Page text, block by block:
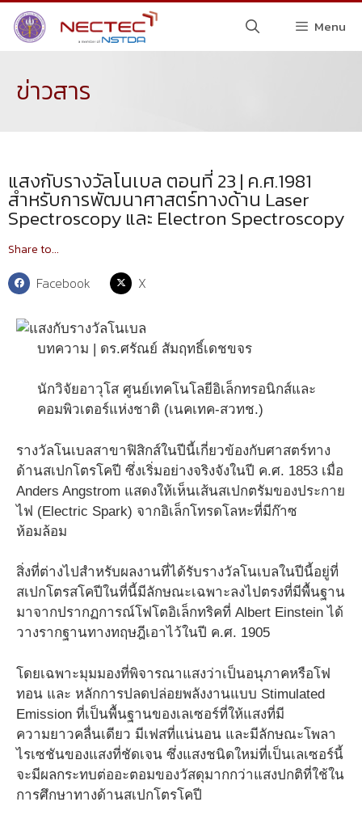
Menu
ข่าวสาร
แสงกับรางวัลโนเบล ตอนที่ 23 | ค.ศ.1981
สำหรับการพัฒนาศาสตร์ทางด้าน Laser
Spectroscopy และ Electron Spectroscopy
Share to...
Facebook X
บทความ | ดร.ศรัณย์ สัมฤทธิ์เดชขจร
นักวิจัยอาวุโส ศูนย์เทคโนโลยีอิเล็กทรอนิกส์และ
คอมพิวเตอร์แห่งชาติ (เนคเทค-สวทช.)
รางวัลโนเบลสาขาฟิสิกส์ในปีนี้เกี่ยวข้องกับศาสตร์ทาง
ด้านสเปกโตรโคปี ซึ่งเริ่มอย่างจริงจังในปี ค.ศ. 1853 เมื่อ
Anders Angstrom แสดงให้เห็นเส้นสเปกตรัมของประกาย
ไฟ (Electric Spark) จากอิเล็กโทรดโลหะที่มีก๊าซ
ห้อมล้อม
สิ่งที่ต่างไปสำหรับผลงานที่ได้รับรางวัลโนเบลในปีนี้อยู่ที่
สเปกโตรสโคปีในที่นี้มีลักษณะเฉพาะลงไปตรงที่มีพื้นฐาน
มาจากปรากฏการณ์โฟโตอิเล็กทริคที่ Albert Einstein ได้
วางรากฐานทางทฤษฎีเอาไว้ในปี ค.ศ. 1905
โดยเฉพาะมุมมองที่พิจารณาแสงว่าเป็นอนุภาคหรือโฟ
ทอน และ หลักการปลดปล่อยพลังงานแบบ Stimulated
Emission ที่เป็นพื้นฐานของเลเซอร์ที่ให้แสงที่มี
ความยาวคลื่นเดียว มีเฟสที่แน่นอน และมีลักษณะโพลา
ไรเซชันของแสงที่ชัดเจน ซึ่งแสงชนิดใหม่ที่เป็นเลเซอร์นี้
จะมีผลกระทบต่ออะตอมของวัสดุมากกว่าแสงปกติที่ใช้ใน
การศึกษาทางด้านสเปกโตรโคปี